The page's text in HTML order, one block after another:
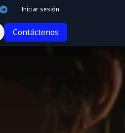
Iniciar sesión
Contáctenos